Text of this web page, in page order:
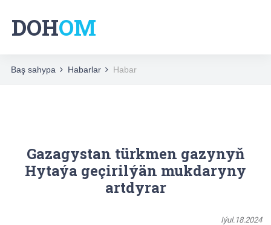
DOHOM
Baş sahypa Habarlar Habar
Gazagystan türkmen gazynyň
Hytaýa geçirilýän mukdaryny
artdyrar
Iýul.18.2024